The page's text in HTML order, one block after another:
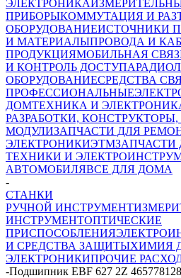
ЭЛЕКТРОНИКА
ПРИБОРЫКОММУТАЦИЯ И
ОБОРУДОВАНИЕИСТОЧНИКИ
И МАТЕРИАЛЫПРОВОДА И
ПРОДУКЦИЯМОБИЛЬНАЯ
И КОНТРОЛЬ ДОСТУПА
ОБОРУДОВАНИЕСРЕДСТВА
ПРОФЕССИОНАЛЬНЫЕ
ДОМТЕХНИКА И
РАЗРАБОТКИ,
МОДУЛИЗАПЧАСТИ ДЛЯ
ЭЛЕКТРОНИКИЭТМЗАПЧАСТИ
ТЕХНИКИ И
АВТОМОБИЛЯВСЕ ДЛЯ ДОМА
-
СТАНКИ
РУЧНОЙ ИНСТРУМЕНТ
ИНСТРУМЕНТОПТИЧЕСКИЕ
ПРИСПОСОБЛЕНИЯ
И СРЕДСТВА ЗАЩИТЫХИМИЯ
ЭЛЕКТРОНИКИПРОЧИЕ
-Подшипник EBF 627 2Z